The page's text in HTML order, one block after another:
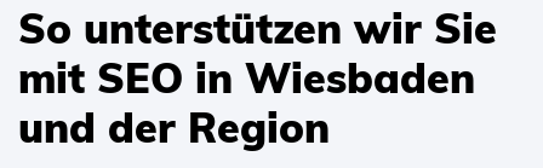
So unterstützen wir Sie
mit SEO in Wiesbaden
und der Region